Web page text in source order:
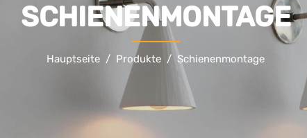
SCHIENENMONTAGE
Hauptseite Produkte Schienenmontage